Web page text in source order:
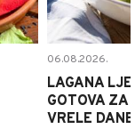
06.08.2026.
LAGANA
GOTOVA ZA
VRELE DANE